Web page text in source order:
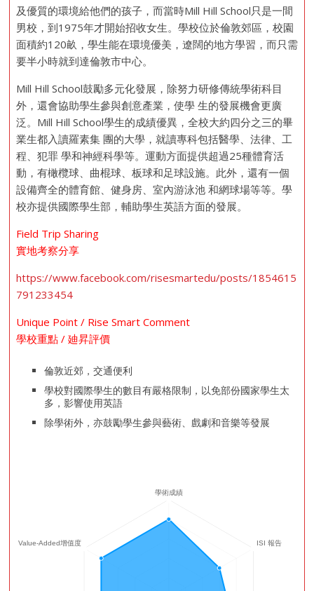
及優質的環境給他們的孩子，而當時Mill Hill School只是一間
男校，到1975年才開始招收女生。學校位於倫敦郊區，校園
面積約120畝，學生能在環境優美，遼闊的地方學習，而只需
要半小時就到達倫敦市中心。
Mill Hill School鼓勵多元化發展，除努力研修傳統學術科目
外，還會協助學生參與創意產業，使學 生的發展機會更廣
泛。Mill Hill School學生的成績優異，全校大約四分之三的畢
業生都入讀羅素集 團的大學，就讀專科包括醫學、法律、工
程、犯罪 學和神經科學等。運動方面提供超過25種體育活
動，有橄欖球、曲棍球、板球和足球設施。此外，還有一個
設備齊全的體育館、健身房、室內游泳池 和網球場等等。學
校亦提供國際學生部，輔助學生英語方面的發展。
Field Trip Sharing
實地考察分享
https://www.facebook.com/risesmartedu/posts/1854615
791233454
Unique Point / Rise Smart Comment
學校重點 / 廸昇評價
倫敦近郊，交通便利
學校對國際學生的數目有嚴格限制，以免部份國家學生太
多，影響使用英語
除學術外，亦鼓勵學生參與藝術、戲劇和音樂等發展